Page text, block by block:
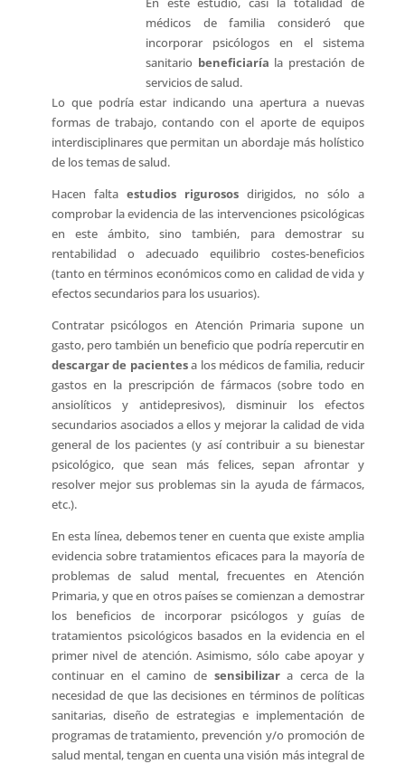
médicos de familia consideró que
incorporar psicólogos en el sistema
sanitario beneficiaría la prestación de
servicios de salud.
Lo que podría estar indicando una apertura a nuevas
formas de trabajo, contando con el aporte de equipos
interdisciplinares que permitan un abordaje más holístico
de los temas de salud.
Hacen faltaestudios rigurososdirigidos, no sólo a
comprobar la evidencia de las intervenciones psicológicas
en este ámbito, sino también, para demostrar su
rentabilidad o adecuado equilibrio costes-beneficios
(tanto en términos económicos como en calidad de vida y
efectos secundarios para los usuarios).
Contratar psicólogos en Atención Primaria supone un
gasto, pero también un beneficio que podría repercutir en
descargar de pacientesa los médicos de familia, reducir
gastos en la prescripción de fármacos (sobre todo en
ansiolíticos y antidepresivos), disminuir los efectos
secundarios asociados a ellos y mejorar la calidad de vida
general de los pacientes (y así contribuir a su bienestar
psicológico, que sean más felices, sepan afrontar y
resolver mejor sus problemas sin la ayuda de fármacos,
etc.).
En esta línea, debemos tener en cuenta que existe amplia
evidencia sobre tratamientos eficaces para la mayoría de
problemas de salud mental, frecuentes en Atención
Primaria, y que en otros países se comienzan a demostrar
los beneficios de incorporar psicólogos y guías de
tratamientos psicológicos basados en la evidencia en el
primer nivel de atención. Asimismo, sólo cabe apoyar y
continuar en el camino de sensibilizara cerca de la
necesidad de que las decisiones en términos de políticas
sanitarias, diseño de estrategias e implementación de
programas de tratamiento, prevención y/o promoción de
salud mental, tengan en cuenta una visión más integral de